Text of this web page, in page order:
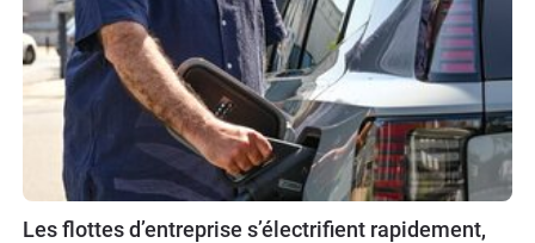
Les flottes d’entreprise s’électrifient rapidement,